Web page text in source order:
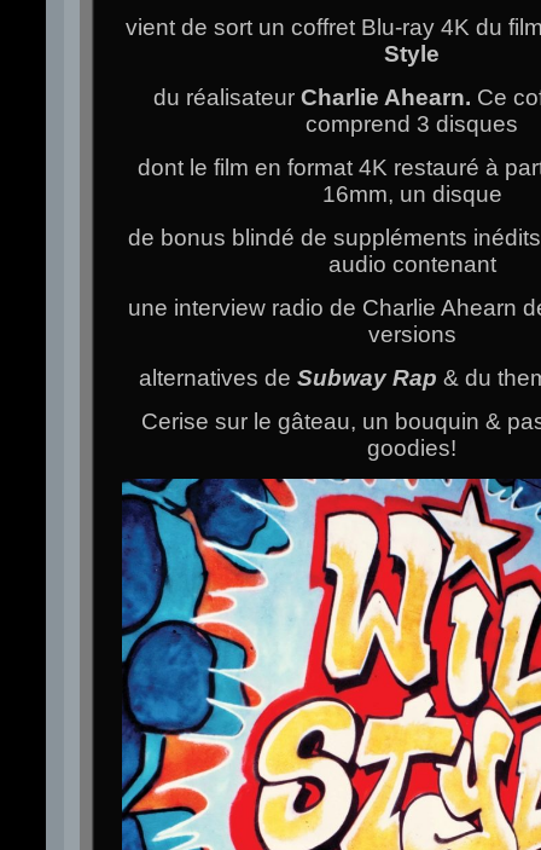
vient de sort un coffret Blu-ray 4K du
Style
du réalisateur Charlie Ahearn. Ce
comprend 3 disques
dont le film en format 4K restauré à
16mm, un disque
de bonus blindé de suppléments
audio contenant
une interview radio de Charlie Ahearn
versions
alternatives de Subway Rap & du
Cerise sur le gâteau, un bouquin &
goodies!